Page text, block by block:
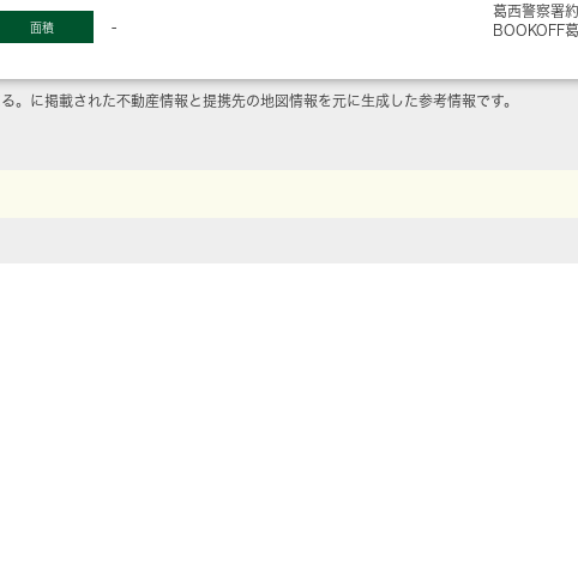
面積 -
葛西警察署
BOOKOFF
。に掲載された不動産情報と提携先の地図情報を元に生成した参考情報です。